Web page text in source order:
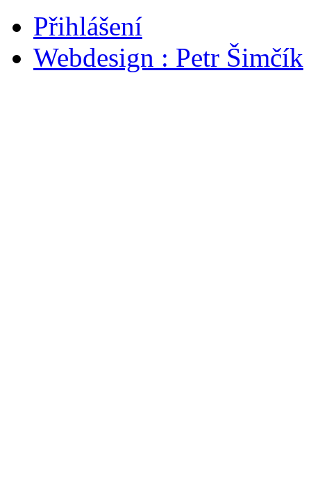
Přihlášení
Webdesign : Petr Šimčík